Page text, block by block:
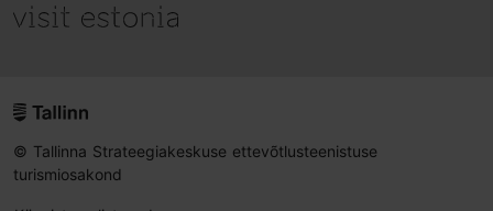
© Tallinna Strateegiakeskuse ettevõtlusteenistuse
turismiosakond